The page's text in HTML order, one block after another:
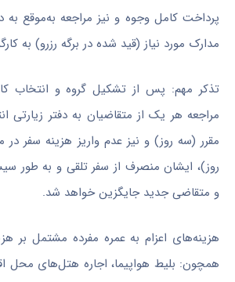
پرداخت کامل وجوه و نیز مراجعه به‌موقع به
مدارک مورد نیاز (قید شده در برگه رزرو) به
تذکر مهم: پس از تشکیل گروه و انتخاب
مراجعه هر یک از متقاضیان به دفتر
مقرر (سه روز) و نیز عدم واریز هزینه سفر
روز)، ایشان منصرف از سفر تلقی و به طور
و متقاضی جدید جایگزین خواهد شد.
هزینه‌های اعزام به عمره مفرده مشتمل بر
همچون: بلیط هواپیما، اجاره هتل‌های محل